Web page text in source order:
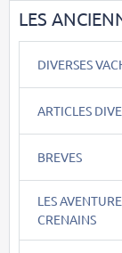
LES
DIVERSES
ARTICLES
BREVES
LES
CRENAINS